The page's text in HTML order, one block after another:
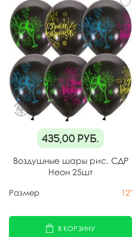
435,00 руб.
Воздушные шары рис. СДР
Неон 25шт
Размер 12"
В КОРЗИНУ